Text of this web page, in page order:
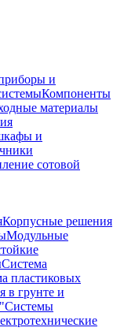
и
Компоненты
материалы
и
сотовой
Корпусные решения
Модульные
Система
пластиковых
в грунте и
Системы